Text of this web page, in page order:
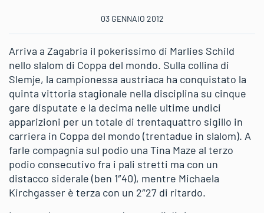
03 GENNAIO 2012
Arriva a Zagabria il pokerissimo di Marlies Schild
nello slalom di Coppa del mondo. Sulla collina di
Slemje, la campionessa austriaca ha conquistato la
quinta vittoria stagionale nella disciplina su cinque
gare disputate e la decima nelle ultime undici
apparizioni per un totale di trentaquattro sigillo in
carriera in Coppa del mondo (trentadue in slalom). A
farle compagnia sul podio una Tina Maze al terzo
podio consecutivo fra i pali stretti ma con un
distacco siderale (ben 1″40), mentre Michaela
Kirchgasser è terza con un 2″27 di ritardo.